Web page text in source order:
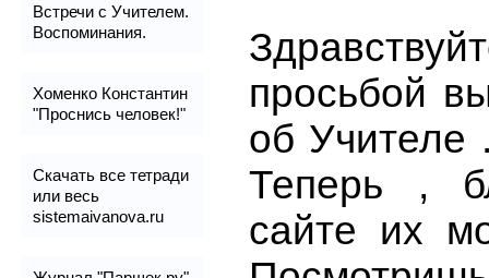
Встречи с Учителем.
Воспоминания.
Хоменко Константин
"Проснись человек!"
Скачать все тетради
или весь
sistemaivanova.ru
просьбой
об Учителе
Теперь ,
сайте их